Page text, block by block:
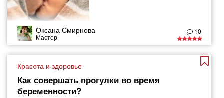
Оксана Смирнова
Мастер
10
Красота и здоровье
Как совершать прогулки во время
беременности?